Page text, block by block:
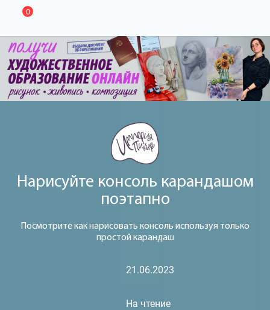
0
Нарисуйте консоль карандашом
поэтапно
Посмотрите как нарисовать консоль используя только
простой карандаш
21.06.2023
На чтение